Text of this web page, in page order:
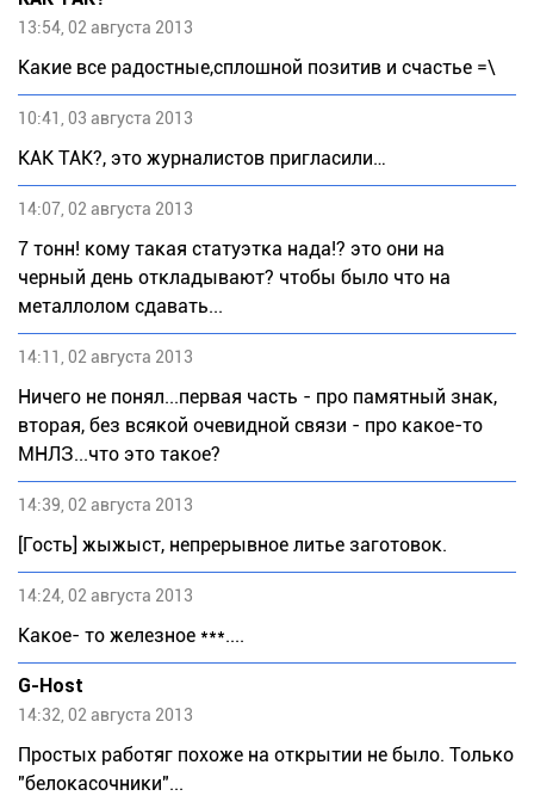
13:54, 02 августа 2013
Какие все радостные,сплошной позитив и счастье =\
10:41, 03 августа 2013
КАК ТАК?, это журналистов пригласили…
14:07, 02 августа 2013
7 тонн! кому такая статуэтка нада!? это они на
черный день откладывают? чтобы было что на
металлолом сдавать...
14:11, 02 августа 2013
Ничего не понял...первая часть - про памятный знак,
вторая, без всякой очевидной связи - про какое-то
МНЛЗ...что это такое?
14:39, 02 августа 2013
[Гость] жыжыст, непрерывное литье заготовок.
14:24, 02 августа 2013
Какое- то железное ***....
G-Host
14:32, 02 августа 2013
Простых работяг похоже на открытии не было. Только
"белокасочники"...